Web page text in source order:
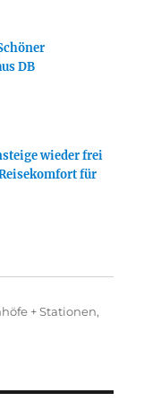
DB
wieder frei
für
+ Stationen,